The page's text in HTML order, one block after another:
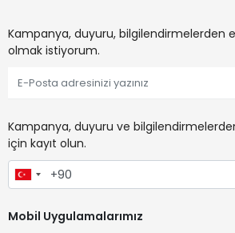
Kampanya, duyuru, bilgilendirmelerden
olmak istiyorum.
Kampanya, duyuru ve
için kayıt olun.
Mobil Uygulamalarımız